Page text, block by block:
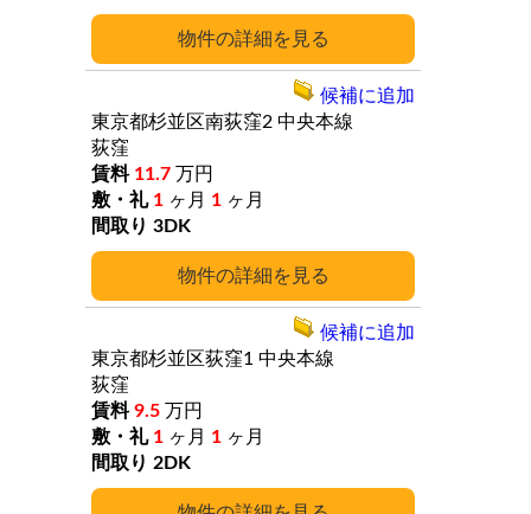
詳細
詳細
東京都杉並区南荻窪2 中央本線
荻窪
11.7 万円
1 ヶ月 1 ヶ月
3DK
候補に追加
東京都杉並区荻窪1 中央本線
荻窪
9.5 万円
1 ヶ月 1 ヶ月
2DK
候補に追加